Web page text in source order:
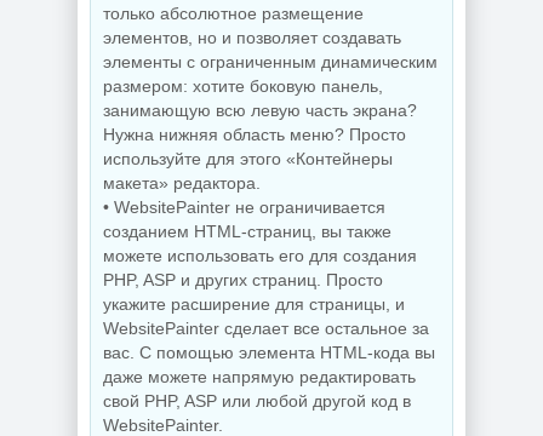
только абсолютное размещение
элементов, но и позволяет создавать
элементы с ограниченным динамическим
размером: хотите боковую панель,
занимающую всю левую часть экрана?
Нужна нижняя область меню? Просто
используйте для этого «Контейнеры
макета» редактора.
• WebsitePainter не ограничивается
созданием HTML-страниц, вы также
можете использовать его для создания
PHP, ASP и других страниц. Просто
укажите расширение для страницы, и
WebsitePainter сделает все остальное за
вас. С помощью элемента HTML-кода вы
даже можете напрямую редактировать
свой PHP, ASP или любой другой код в
WebsitePainter.